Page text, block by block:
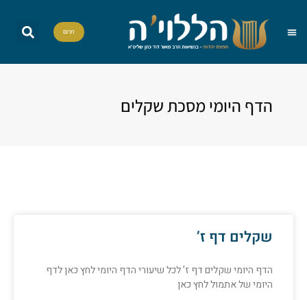
תרום
הדף היומי מסכת שקלים
שקלים דף ז’
הדף היומי שקלים דף ז’ לכל שיעורי הדף היומי לחץ כאן לדף
היומי של אתמול לחץ כאן